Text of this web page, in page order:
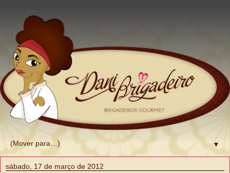
▼
sábado, 17 de março de 2012